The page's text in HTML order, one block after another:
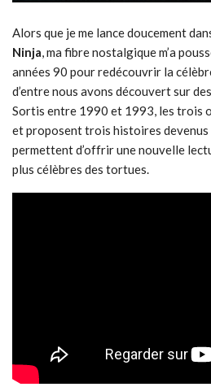
Alors que je me lance doucement
Ninja, ma fibre nostalgique m’a
années 90 pour redécouvrir la
d’entre nous avons découvert sur
Sortis entre 1990 et 1993, les trois
et proposent trois histoires devenus
permettent d’offrir une nouvelle
plus célèbres des tortues.